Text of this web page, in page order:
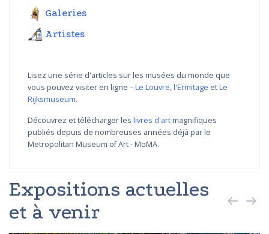
Galeries
Artistes
Lisez une série d'articles sur les musées du monde que
vous pouvez visiter en ligne –Le Louvre,l'Ermitage etLe
Rijksmuseum.
Découvrez et télécharger les livres d'artmagnifiques
publiés depuis de nombreuses années déjà par le
Metropolitan Museum of Art - MoMA.
Expositions actuelles
et à venir